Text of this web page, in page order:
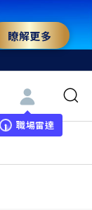
瞭解更多
職場雷達